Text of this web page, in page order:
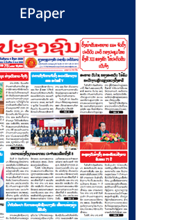
EPaper